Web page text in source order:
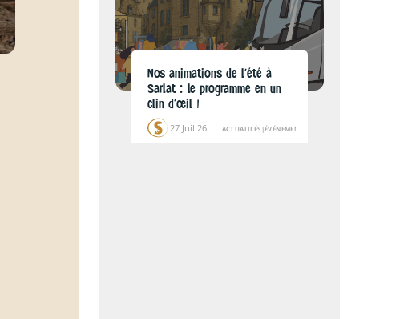
Nos animations de l’été à
Sarlat : le programme en un
clin d’œil !
27 Juil 26 ACTUALITÉS |ÉVÉNEMENTS